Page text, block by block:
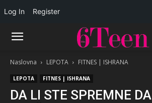
Naslovna LEPOTA FITNES | ISHRANA
LEPOTA FITNES | ISHRANA
DA LI STE SPREMNE DA
Log In Register